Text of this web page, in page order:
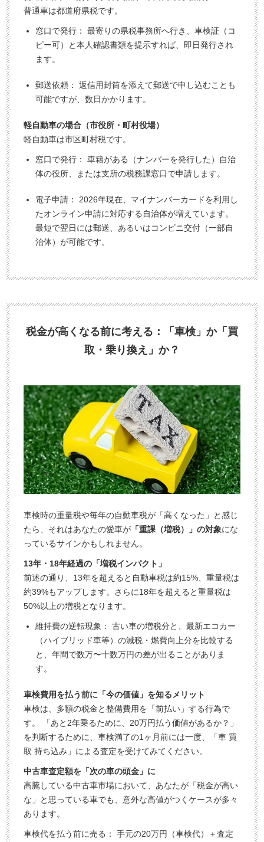
普通車は都道府県税です。
窓口で発行： 最寄りの県税事務所へ行き、車検証（コ
ピー可）と本人確認書類を提示すれば、即日発行され
ます。
郵送依頼： 返信用封筒を添えて郵送で申し込むことも
可能ですが、数日かかります。
軽自動車の場合（市役所・町村役場）
軽自動車は市区町村税です。
窓口で発行： 車籍がある（ナンバーを発行した）自治
体の役所、または支所の税務課窓口で申請します。
電子申請： 2026年現在、マイナンバーカードを利用し
たオンライン申請に対応する自治体が増えています。
最短で翌日には郵送、あるいはコンビニ交付（一部自
治体）が可能です。
税金が高くなる前に考える：「車検」か「買
取・乗り換え」か？
車検時の重量税や毎年の自動車税が「高くなった」と感じ
たら、それはあなたの愛車が 「重課（増税）」の対象にな
っているサインかもしれません。
13年・18年経過の「増税インパクト」
前述の通り、13年を超えると自動車税は約15%、重量税は
約39%もアップします。さらに18年を超えると重量税は
50%以上の増税となります。
維持費の逆転現象： 古い車の増税分と、最新エコカー
（ハイブリッド車等）の減税・燃費向上分を比較する
と、年間で数万〜十数万円の差が出ることがありま
す。
車検費用を払う前に「今の価値」を知るメリット
車検は、多額の税金と整備費用を「前払い」する行為で
す。 「あと2年乗るために、20万円払う価値があるか？」
を判断するために、車検満了の1ヶ月前には一度、「車 買
取 持ち込み」による査定を受けてみてください。
中古車査定額を「次の車の頭金」に
高騰している中古車市場において、あなたが「税金が高い
な」と思っている車でも、意外な高値がつくケースが多々
あります。
車検代を払う前に売る： 手元の20万円（車検代）＋査定